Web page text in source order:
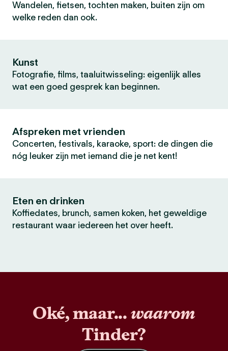
Wandelen, fietsen, tochten maken, buiten zijn om
welke reden dan ook.
Kunst
Fotografie, films, taaluitwisseling: eigenlijk alles
wat een goed gesprek kan beginnen.
Afspreken met vrienden
Concerten, festivals, karaoke, sport: de dingen die
nóg leuker zijn met iemand die je net kent!
Eten en drinken
Koffiedates, brunch, samen koken, het geweldige
restaurant waar iedereen het over heeft.
Oké, maar...waarom
Tinder?